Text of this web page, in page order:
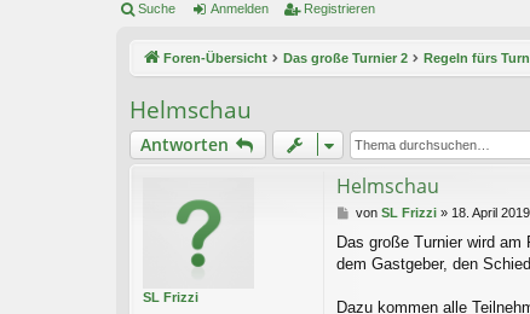
ch
ug
riff
Suche Anmelden Registrieren
Foren-Übersicht Das große Turnier 2 Regeln fürs
Helmschau
Antworten
SL Frizzi
Helmschau
B
i
t
a
von SL Frizzi» 18. April
Das große Turnier wird
dem Gastgeber, den
Dazu kommen alle